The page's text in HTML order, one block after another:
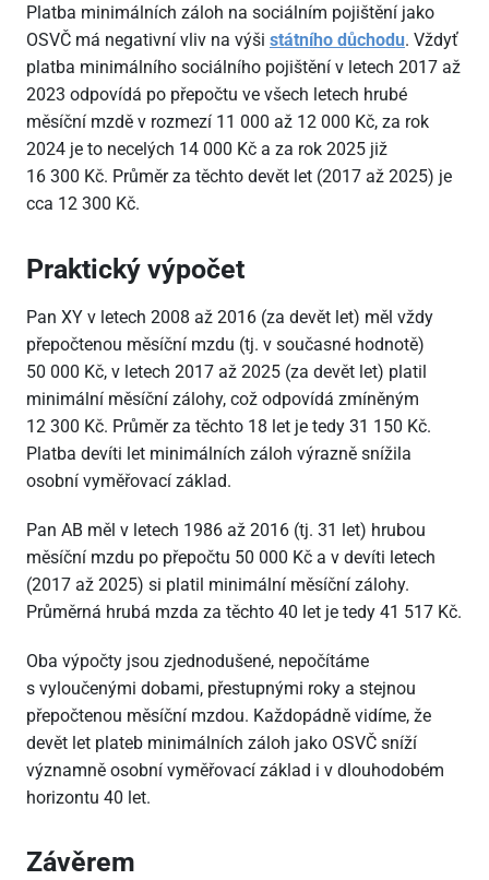
Platba minimálních záloh na sociálním pojištění jako
OSVČ má negativní vliv na výši státního důchodu. Vždyť
platba minimálního sociálního pojištění v letech 2017 až
2023 odpovídá po přepočtu ve všech letech hrubé
měsíční mzdě v rozmezí 11 000 až 12 000 Kč, za rok
2024 je to necelých 14 000 Kč a za rok 2025 již
16 300 Kč. Průměr za těchto devět let (2017 až 2025) je
cca 12 300 Kč.
Praktický výpočet
Pan XY v letech 2008 až 2016 (za devět let) měl vždy
přepočtenou měsíční mzdu (tj. v současné hodnotě)
50 000 Kč, v letech 2017 až 2025 (za devět let) platil
minimální měsíční zálohy, což odpovídá zmíněným
12 300 Kč. Průměr za těchto 18 let je tedy 31 150 Kč.
Platba devíti let minimálních záloh výrazně snížila
osobní vyměřovací základ.
Pan AB měl v letech 1986 až 2016 (tj. 31 let) hrubou
měsíční mzdu po přepočtu 50 000 Kč a v devíti letech
(2017 až 2025) si platil minimální měsíční zálohy.
Průměrná hrubá mzda za těchto 40 let je tedy 41 517 Kč.
Oba výpočty jsou zjednodušené, nepočítáme
s vyloučenými dobami, přestupnými roky a stejnou
přepočtenou měsíční mzdou. Každopádně vidíme, že
devět let plateb minimálních záloh jako OSVČ sníží
významně osobní vyměřovací základ i v dlouhodobém
horizontu 40 let.
Závěrem